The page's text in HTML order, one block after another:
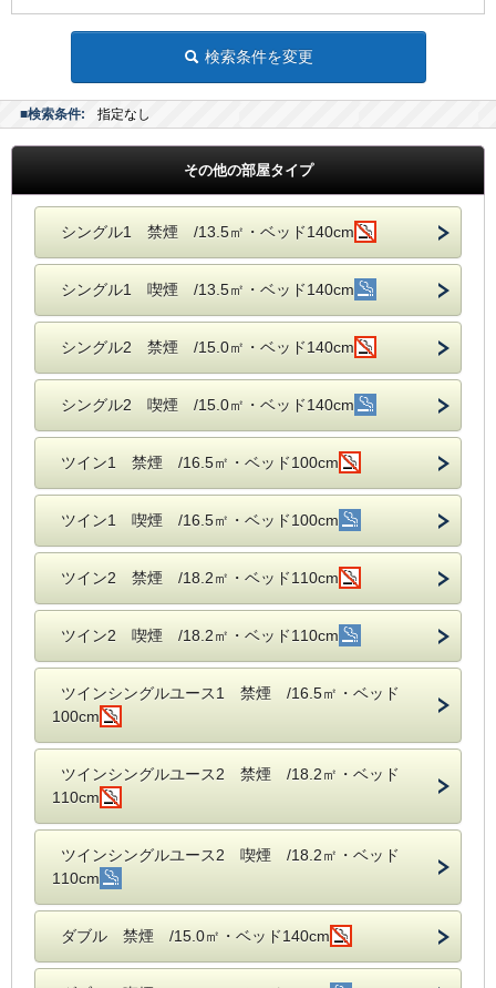
検索条件を変更
■検索条件: 指定なし
その他の部屋タイプ
シングル1 禁煙 /13.5㎡・ベッド140cm
シングル1 喫煙 /13.5㎡・ベッド140cm
シングル2 禁煙 /15.0㎡・ベッド140cm
シングル2 喫煙 /15.0㎡・ベッド140cm
ツイン1 禁煙 /16.5㎡・ベッド100cm
ツイン1 喫煙 /16.5㎡・ベッド100cm
ツイン2 禁煙 /18.2㎡・ベッド110cm
ツイン2 喫煙 /18.2㎡・ベッド110cm
ツインシングルユース1 禁煙 /16.5㎡・ベッド
100cm
ツインシングルユース2 禁煙 /18.2㎡・ベッド
110cm
ツインシングルユース2 喫煙 /18.2㎡・ベッド
110cm
ダブル 禁煙 /15.0㎡・ベッド140cm